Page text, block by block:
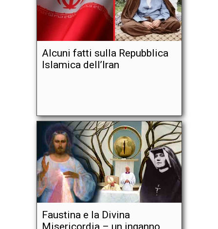
Alcuni fatti sulla Repubblica
Islamica dell’Iran
Faustina e la Divina
Misericordia – un inganno